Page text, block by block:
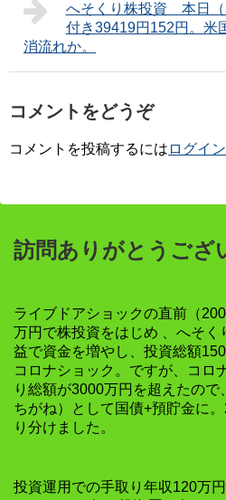
へそくり株投資 本日（
付き39419円152円。米
消流れか。
コメントをどうぞ
コメントを投稿するには ログイン
訪問ありがとうござ
ライブドアショックの直前（
万円で株投資をはじめ 、へそく
益で資金を増やし、投資総額
コロナショック。ですが、コロ
り総額が3000万円を超えたの
ちがね）として国債+預貯金に
り分けました。
投資運用での手取り年収120万